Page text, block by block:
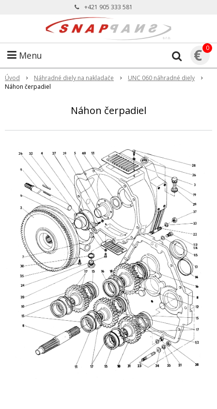
+421 905 333 581
Menu € 0
Úvod Náhradné diely na nakladače
UNC 060 náhradné diely
Náhon čerpadiel
Náhon čerpadiel